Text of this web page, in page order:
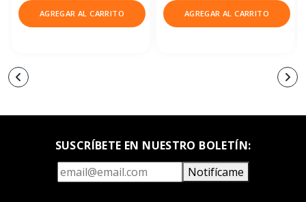
AGREGAR AL CARRITO AGREGAR AL CARRITO
SUSCRÍBETE EN NUESTRO BOLETÍN:
Notifícame